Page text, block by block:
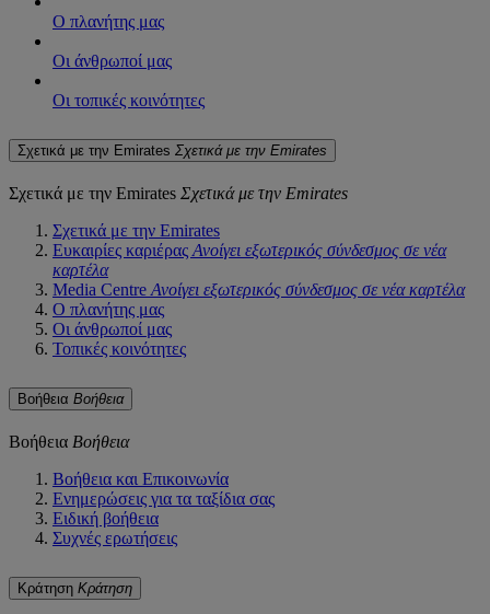
Ο πλανήτης μας
Οι άνθρωποί μας
Οι τοπικές κοινότητες
Σχετικά με την Emirates Σχετικά με την Emirates
Σχετικά με την Emirates Σχετικά με την Emirates
Σχετικά με την Emirates
Ευκαιρίες καριέρας Ανοίγει εξωτερικός σύνδεσμος σε νέα
καρτέλα
Media Centre Ανοίγει εξωτερικός σύνδεσμος σε νέα καρτέλα
Ο πλανήτης μας
Οι άνθρωποί μας
Τοπικές κοινότητες
Βοήθεια Βοήθεια
Βοήθεια Βοήθεια
Βοήθεια και Επικοινωνία
Ενημερώσεις για τα ταξίδια σας
Ειδική βοήθεια
Συχνές ερωτήσεις
Κράτηση Κράτηση